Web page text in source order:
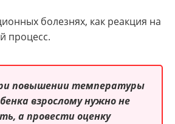
болезнях, как реакция на
процесс.
повышении температуры
взрослому нужно не
а провести оценку